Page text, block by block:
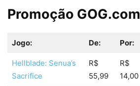
Promoção GOG.com
Jogo: De: Por:
Hellblade: Senua’s
Sacrifice
R$
55,99
R$
14,00